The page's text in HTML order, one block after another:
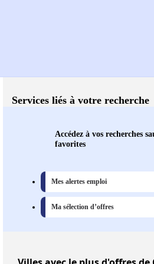
Services liés à votre recherche
Accédez à vos recherches
favorites
Mes alertes emploi
Ma sélection d’offres